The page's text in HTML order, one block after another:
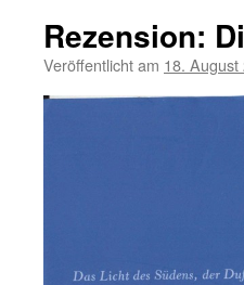
Rezension:
Veröffentlicht am 18. August